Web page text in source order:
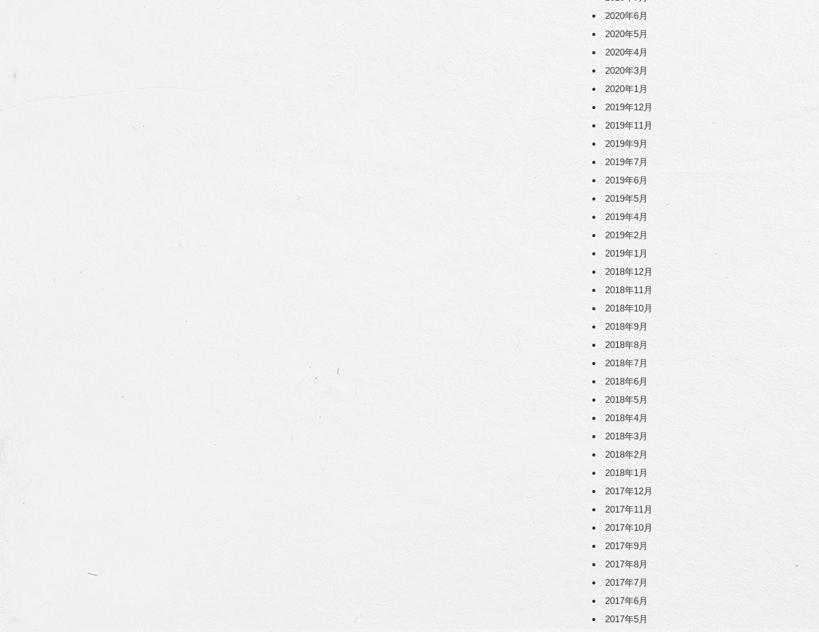
2020年6月
2020年5月
2020年4月
2020年3月
2020年1月
2019年12月
2019年11月
2019年9月
2019年7月
2019年6月
2019年5月
2019年4月
2019年2月
2019年1月
2018年12月
2018年11月
2018年10月
2018年9月
2018年8月
2018年7月
2018年6月
2018年5月
2018年4月
2018年3月
2018年2月
2018年1月
2017年12月
2017年11月
2017年10月
2017年9月
2017年8月
2017年7月
2017年6月
2017年5月